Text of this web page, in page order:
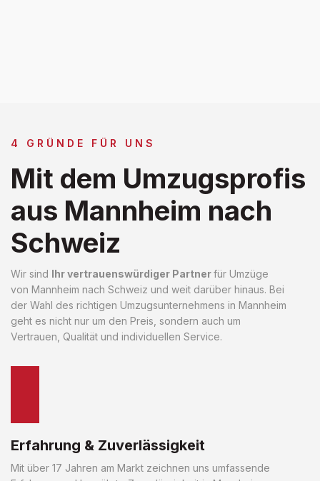
4 GRÜNDE FÜR UNS
Mit dem Umzugsprofis
aus Mannheim nach
Schweiz
Wir sind Ihr vertrauenswürdiger Partnerfür Umzüge
von Mannheim nach Schweiz und weit darüber hinaus. Bei
der Wahl des richtigen Umzugsunternehmens in Mannheim
geht es nicht nur um den Preis, sondern auch um
Vertrauen, Qualität und individuellen Service.
Erfahrung & Zuverlässigkeit
Mit über 17 Jahren am Markt zeichnen uns umfassende